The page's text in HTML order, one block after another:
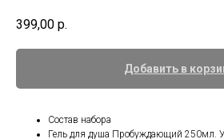
399,00 р.
Добавить в
Состав набора
Гель для душа Пробуждающий 250мл.